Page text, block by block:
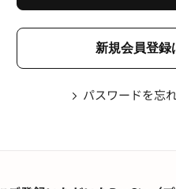
パスワードを忘